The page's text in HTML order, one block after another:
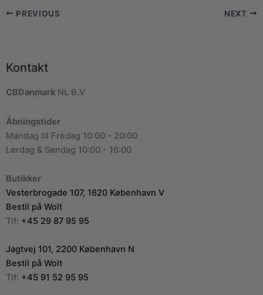
PREVIOUS NEXT
Kontakt
CBDanmark NL B.V
Åbningstider
Mandag til Fredag 10:00 - 20:00
Lørdag & Søndag 10:00 - 16:00
Butikker
Vesterbrogade 107, 1620 København V
Bestil på Wolt
Tlf: +45 29 87 95 95
Jagtvej 101, 2200 København N
Bestil på Wolt
Tlf: +45 91 52 95 95